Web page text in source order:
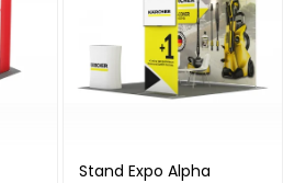
Stand Expo Alpha